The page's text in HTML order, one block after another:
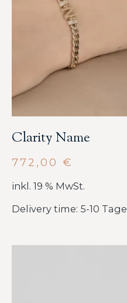
Clarity Name
772,00 €
inkl. 19 % MwSt.
Delivery time: 5-10 Tage